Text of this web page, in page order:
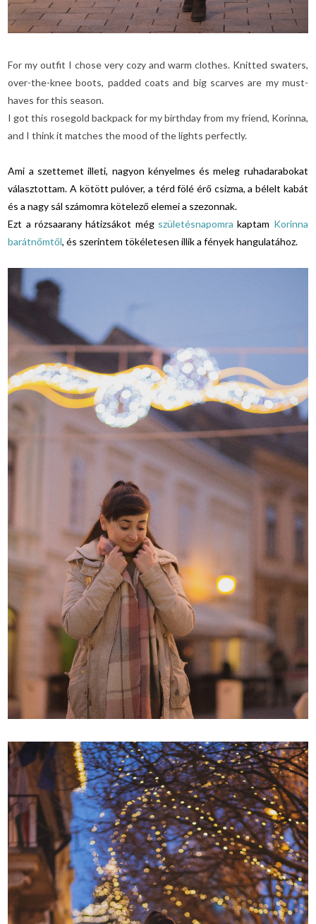
For my outfit I chose very cozy and warm clothes. Knitted swaters,
over-the-knee boots, padded coats and big scarves are my must-
haves for this season.
I got this rosegold backpack for my birthday from my friend, Korinna,
and I think it matches the mood of the lights perfectly.
Ami a szettemet illeti, nagyon kényelmes és meleg ruhadarabokat
választottam. A kötött pulóver, a térd fölé érő csizma, a bélelt kabát
és a nagy sál számomra kötelező elemei a szezonnak.
Ezt a rózsaarany hátizsákot még születésnapomra kaptam Korinna
barátnőmtől, és szerintem tökéletesen illik a fények hangulatához.